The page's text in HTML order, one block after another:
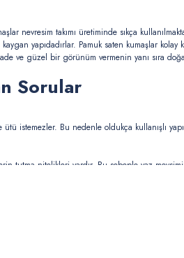
nevresim takımı üretiminde sıkça
yapıdadırlar. Pamuk saten kumaşlar kolay
ve güzel bir görünüm vermenin yanı sıra
Sorular
istemezler. Bu nedenle oldukça kullanışlı
tutma nitelikleri vardır. Bu sebeple yaz